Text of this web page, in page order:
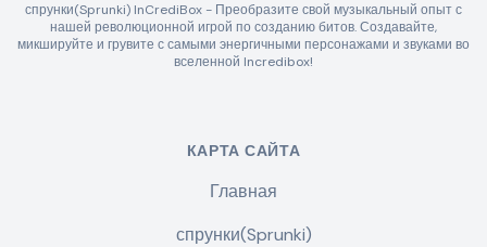
спрунки(Sprunki) InCrediBox - Преобразите свой музыкальный опыт с
нашей революционной игрой по созданию битов. Создавайте,
микшируйте и грувите с самыми энергичными персонажами и звуками во
вселенной Incredibox!
КАРТА САЙТА
Главная
спрунки(Sprunki)